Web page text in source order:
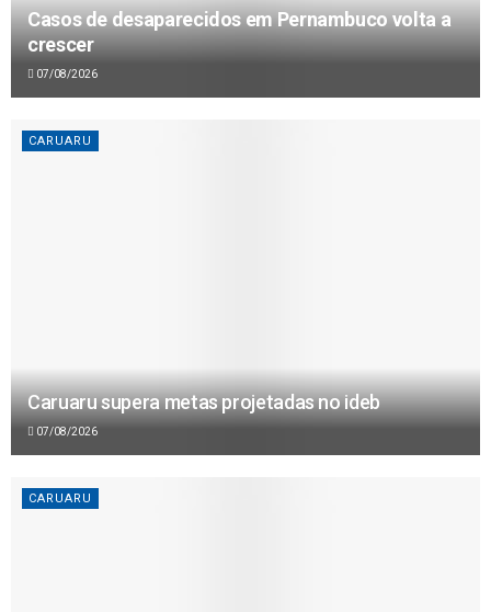
Casos de desaparecidos em Pernambuco volta a
crescer
07/08/2026
CARUARU
Caruaru supera metas projetadas no ideb
07/08/2026
CARUARU